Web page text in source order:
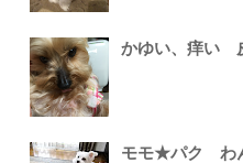
かゆい、痒い
モモ★パク わ